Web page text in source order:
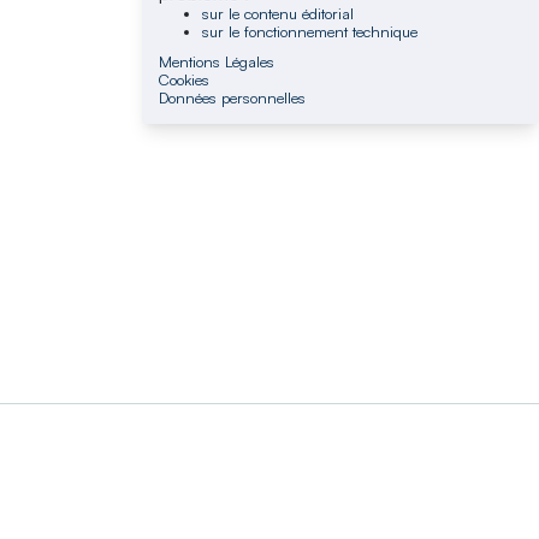
sur le contenu éditorial
sur le fonctionnement technique
Mentions Légales
Cookies
Données personnelles